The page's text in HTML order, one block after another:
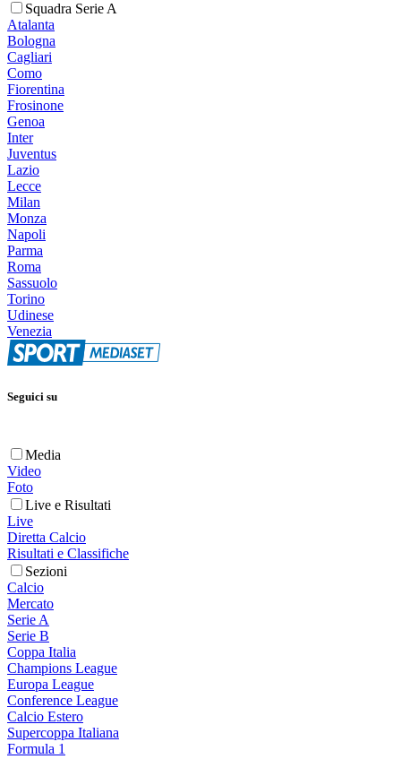
Squadra Serie A
Atalanta
Bologna
Cagliari
Como
Fiorentina
Frosinone
Genoa
Inter
Juventus
Lazio
Lecce
Milan
Monza
Napoli
Parma
Roma
Sassuolo
Torino
Udinese
Venezia
Seguici su
Media
Video
Foto
Live e Risultati
Live
Diretta Calcio
Risultati e Classifiche
Sezioni
Calcio
Mercato
Serie A
Serie B
Coppa Italia
Champions League
Europa League
Conference League
Calcio Estero
Supercoppa Italiana
Formula 1